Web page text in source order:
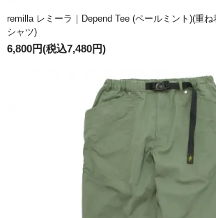
remilla レミーラ｜Depend Tee (ペールミント)(重
シャツ)
6,800円(税込7,480円)